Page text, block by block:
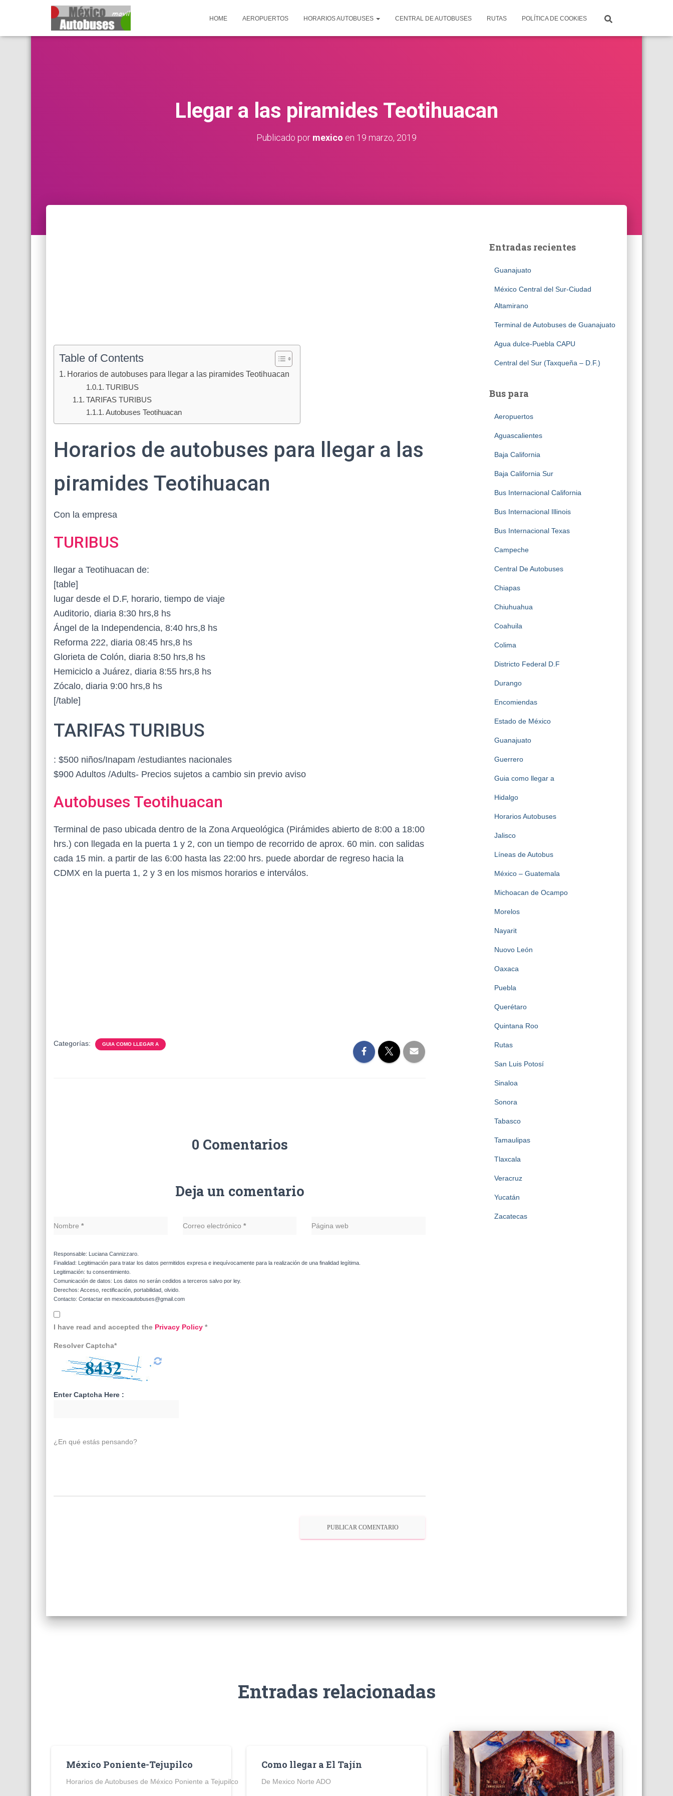
HOME AEROPUERTOS HORARIOS AUTOBUSES CENTRAL DE AUTOBUSES RUTAS POLÍTICA DE COOKIES
Llegar a las piramides Teotihuacan
Publicado por mexico en 19 marzo, 2019
Table of Contents
Horarios de autobuses para llegar a las piramides Teotihuacan
TURIBUS
TARIFAS TURIBUS
Autobuses Teotihuacan
Horarios de autobuses para llegar a las
piramides Teotihuacan
Con la empresa
TURIBUS
llegar a Teotihuacan de:
[table]
lugar desde el D.F, horario, tiempo de viaje
Auditorio, diaria 8:30 hrs,8 hs
Ángel de la Independencia, 8:40 hrs,8 hs
Reforma 222, diaria 08:45 hrs,8 hs
Glorieta de Colón, diaria 8:50 hrs,8 hs
Hemiciclo a Juárez, diaria 8:55 hrs,8 hs
Zócalo, diaria 9:00 hrs,8 hs
[/table]
TARIFAS TURIBUS
: $500 niños/Inapam /estudiantes nacionales
$900 Adultos /Adults- Precios sujetos a cambio sin previo aviso
Autobuses Teotihuacan
Terminal de paso ubicada dentro de la Zona Arqueológica (Pirámides abierto de 8:00 a 18:00
hrs.) con llegada en la puerta 1 y 2, con un tiempo de recorrido de aprox. 60 min. con salidas
cada 15 min. a partir de las 6:00 hasta las 22:00 hrs. puede abordar de regreso hacia la
CDMX en la puerta 1, 2 y 3 en los mismos horarios e interválos.
Categorías: GUIA COMO LLEGAR A
0 Comentarios
Deja un comentario
Nombre * Correo electrónico * Página web
Responsable: Luciana Cannizzaro.
Finalidad: Legitimación para tratar los datos permitidos expresa e inequívocamente para la realización de una finalidad legítima.
Legitimación: tu consentimiento.
Comunicación de datos: Los datos no serán cedidos a terceros salvo por ley.
Derechos: Acceso, rectificación, portabilidad, olvido.
Contacto: Contactar en mexicoautobuses@gmail.com
I have read and accepted the Privacy Policy *
Resolver Captcha*
Enter Captcha Here :
¿En qué estás pensando?
Entradas recientes
Guanajuato
México Central del Sur-Ciudad
Altamirano
Terminal de Autobuses de Guanajuato
Agua dulce-Puebla CAPU
Central del Sur (Taxqueña – D.F.)
Bus para
Aeropuertos
Aguascalientes
Baja California
Baja California Sur
Bus Internacional California
Bus Internacional Illinois
Bus Internacional Texas
Campeche
Central De Autobuses
Chiapas
Chiuhuahua
Coahuila
Colima
Districto Federal D.F
Durango
Encomiendas
Estado de México
Guanajuato
Guerrero
Guia como llegar a
Hidalgo
Horarios Autobuses
Jalisco
Líneas de Autobus
México – Guatemala
Michoacan de Ocampo
Morelos
Nayarit
Nuovo León
Oaxaca
Puebla
Querétaro
Quintana Roo
Rutas
San Luis Potosí
Sinaloa
Sonora
Tabasco
Tamaulipas
Tlaxcala
Veracruz
Yucatán
Zacatecas
Entradas relacionadas
México Poniente-Tejupilco
Horarios de Autobuses de México Poniente a Tejupilco
Como llegar a El Tajín
De Mexico Norte ADO